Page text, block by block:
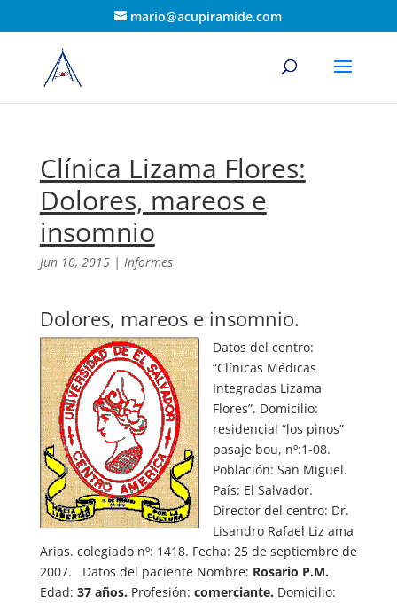
mario@acupiramide.com
Clínica Lizama Flores:
Dolores, mareos e
insomnio
Jun 10, 2015| Informes
Dolores, mareos e insomnio.
Datos del centro:
“Clínicas Médicas
Integradas Lizama
Flores”. Domicilio:
residencial “los pinos”
pasaje bou, nº:1-08.
Población: San Miguel.
País: El Salvador.
Director del centro: Dr.
Lisandro Rafael Liz ama
Arias. colegiado nº: 1418. Fecha: 25 de septiembre de
2007. Datos del paciente Nombre: Rosario P.M.
Edad: 37 años.Profesión: comerciante.Domicilio: